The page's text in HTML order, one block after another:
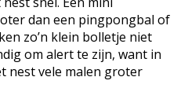
dan een pingpongbal of
zo’n klein bolletje niet
om alert te zijn, want in
nest vele malen groter